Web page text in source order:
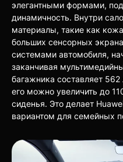
элегантными формами,
динамичность. Внутри
материалы, такие как
больших сенсорных
системами автомобиля,
заканчивая
багажника составляет
его можно увеличить до
сиденья. Это делает
вариантом для семейных